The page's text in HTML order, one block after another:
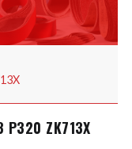
P320 ZK713X